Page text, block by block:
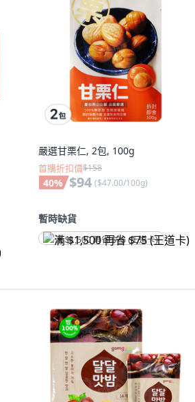
嚴選甘栗仁, 2包, 100g
首購折扣價$158
40% $94 ($47.00/100g)
暫時缺貨
满 $1,500 再省 $75 (王道卡)